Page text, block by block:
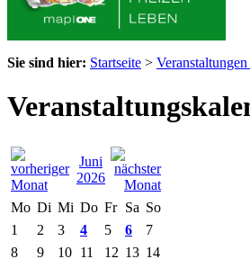
Sie sind hier: Startseite >
Juni
2026
Mo Di Mi Do Fr Sa So
1
2 3 4 5 6
7
8
9 10 11 12 13 14